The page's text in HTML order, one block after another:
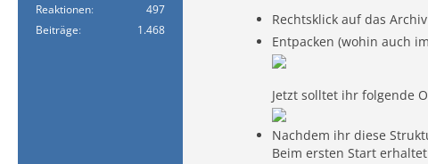
Reaktionen
497
Beiträge
1.468
Rechtsklick auf das Archiv
Entpacken (wohin auch
Jetzt solltet ihr folgende
Nachdem ihr diese
Beim ersten Start